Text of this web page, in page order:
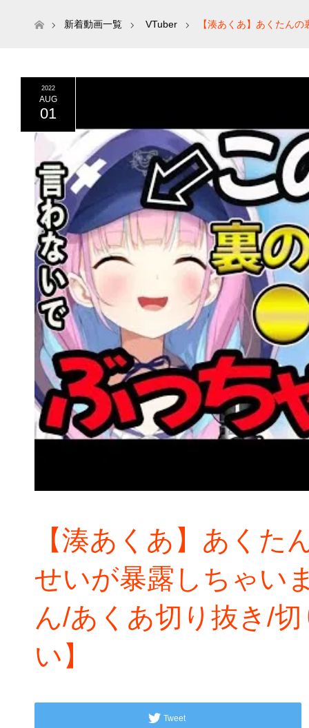
ホーム新着動画一覧 VTuber 【湊あくあ】あくたん
2022
AUG
01
【湊あくあ】あくた
せいが暴露しちゃい
ん/あくあ切り抜き/
い】
Tweet